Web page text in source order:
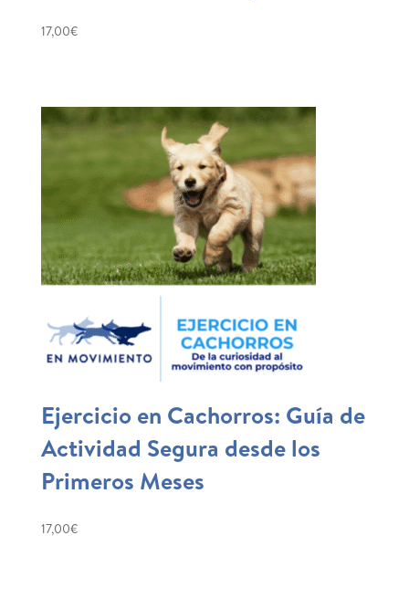
17,00€
Ejercicio en Cachorros: Guía de
Actividad Segura desde los
Primeros Meses
17,00€